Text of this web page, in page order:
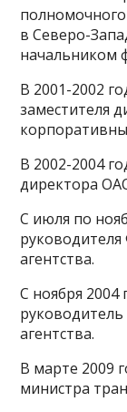
в Северо-
начальником
В 2001-2002
заместителя
В 2002-2004
директора
С июля по
агентства.
С ноября
агентства.
В марте 2009
министра